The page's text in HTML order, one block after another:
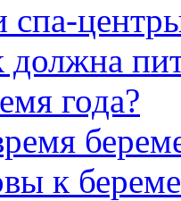
спа-
года?
к